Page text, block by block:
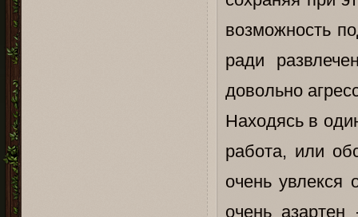
возможность
ради
довольно
Находясь в
работа, или
очень увлекся
очень